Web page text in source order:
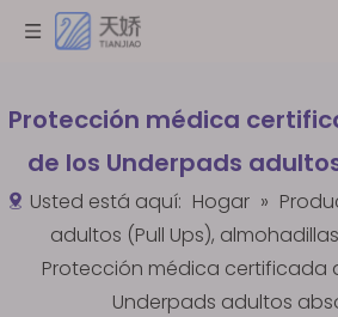
Protección médica
de los Underpads
Usted está aquí: Hogar »
adultos (Pull Ups),
Protección médica certificada
Underpads adultos